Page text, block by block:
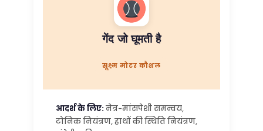
गेंद जो घूमती है
सूक्ष्म मोटर कौशल
आदर्श के लिए:नेत्र-मांसपेशी समन्वय,
टोनिक नियंत्रण, हाथों की स्थिति नियंत्रण,